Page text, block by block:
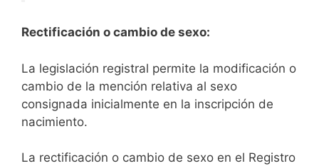
Rectificación o cambio de sexo:
La legislación registral permite la modificación o
cambio de la mención relativa al sexo
consignada inicialmente en la inscripción de
nacimiento.
La rectificación o cambio de sexo en el Registro